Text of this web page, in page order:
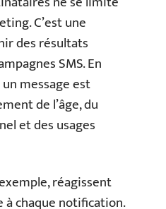
C’est une
des résultats
SMS. En
message est
de l’âge, du
et des usages
réagissent
à chaque notification.